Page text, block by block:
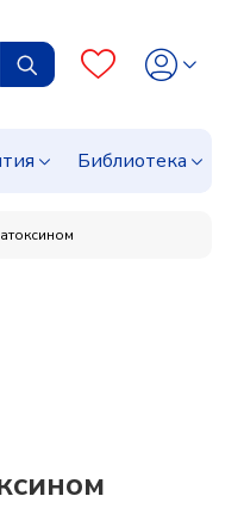
Библиотека